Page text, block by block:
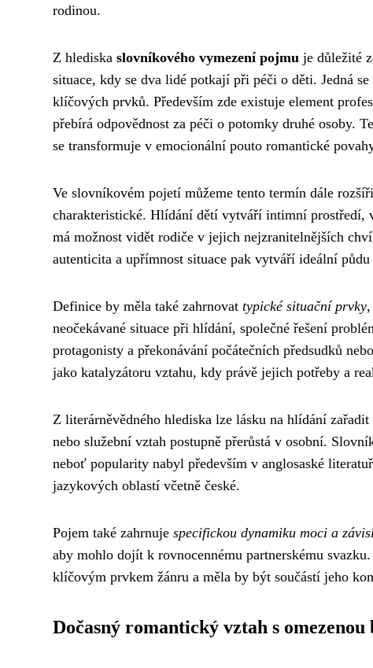
rodinou.
Z hlediska slovníkového vymezení pojmu je důležité
situace, kdy se dva lidé potkají při péči o děti. Jedná se
klíčových prvků. Především zde existuje element
přebírá odpovědnost za péči o potomky druhé osoby.
se transformuje v emocionální pouto romantické
Ve slovníkovém pojetí můžeme tento termín dále
charakteristické. Hlídání dětí vytváří intimní prostředí,
má možnost vidět rodiče v jejich nejzranitelnějších
autenticita a upřímnost situace pak vytváří ideální
Definice by měla také zahrnovat typické situační prvky
neočekávané situace při hlídání, společné řešení
protagonisty a překonávání počátečních předsudků
jako katalyzátoru vztahu, kdy právě jejich potřeby a
Z literárněvědného hlediska lze lásku na hlídání
nebo služební vztah postupně přerůstá v osobní.
neboť popularity nabyl především v anglosaské
jazykových oblastí včetně české.
Pojem také zahrnuje specifickou dynamiku moci a
aby mohlo dojít k rovnocennému partnerskému
klíčovým prvkem žánru a měla by být součástí jeho
Dočasný romantický vztah s omezenou